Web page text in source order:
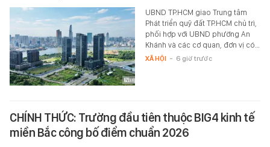
UBND TP.HCM giao Trung tâm
Phát triển quỹ đất TP.HCM chủ trì,
phối hợp với UBND phường An
Khánh và các cơ quan, đơn vị có…
XÃ HỘI - 6 giờ trước
CHÍNH THỨC: Trường đầu tiên thuộc BIG4 kinh tế
miền Bắc công bố điểm chuẩn 2026